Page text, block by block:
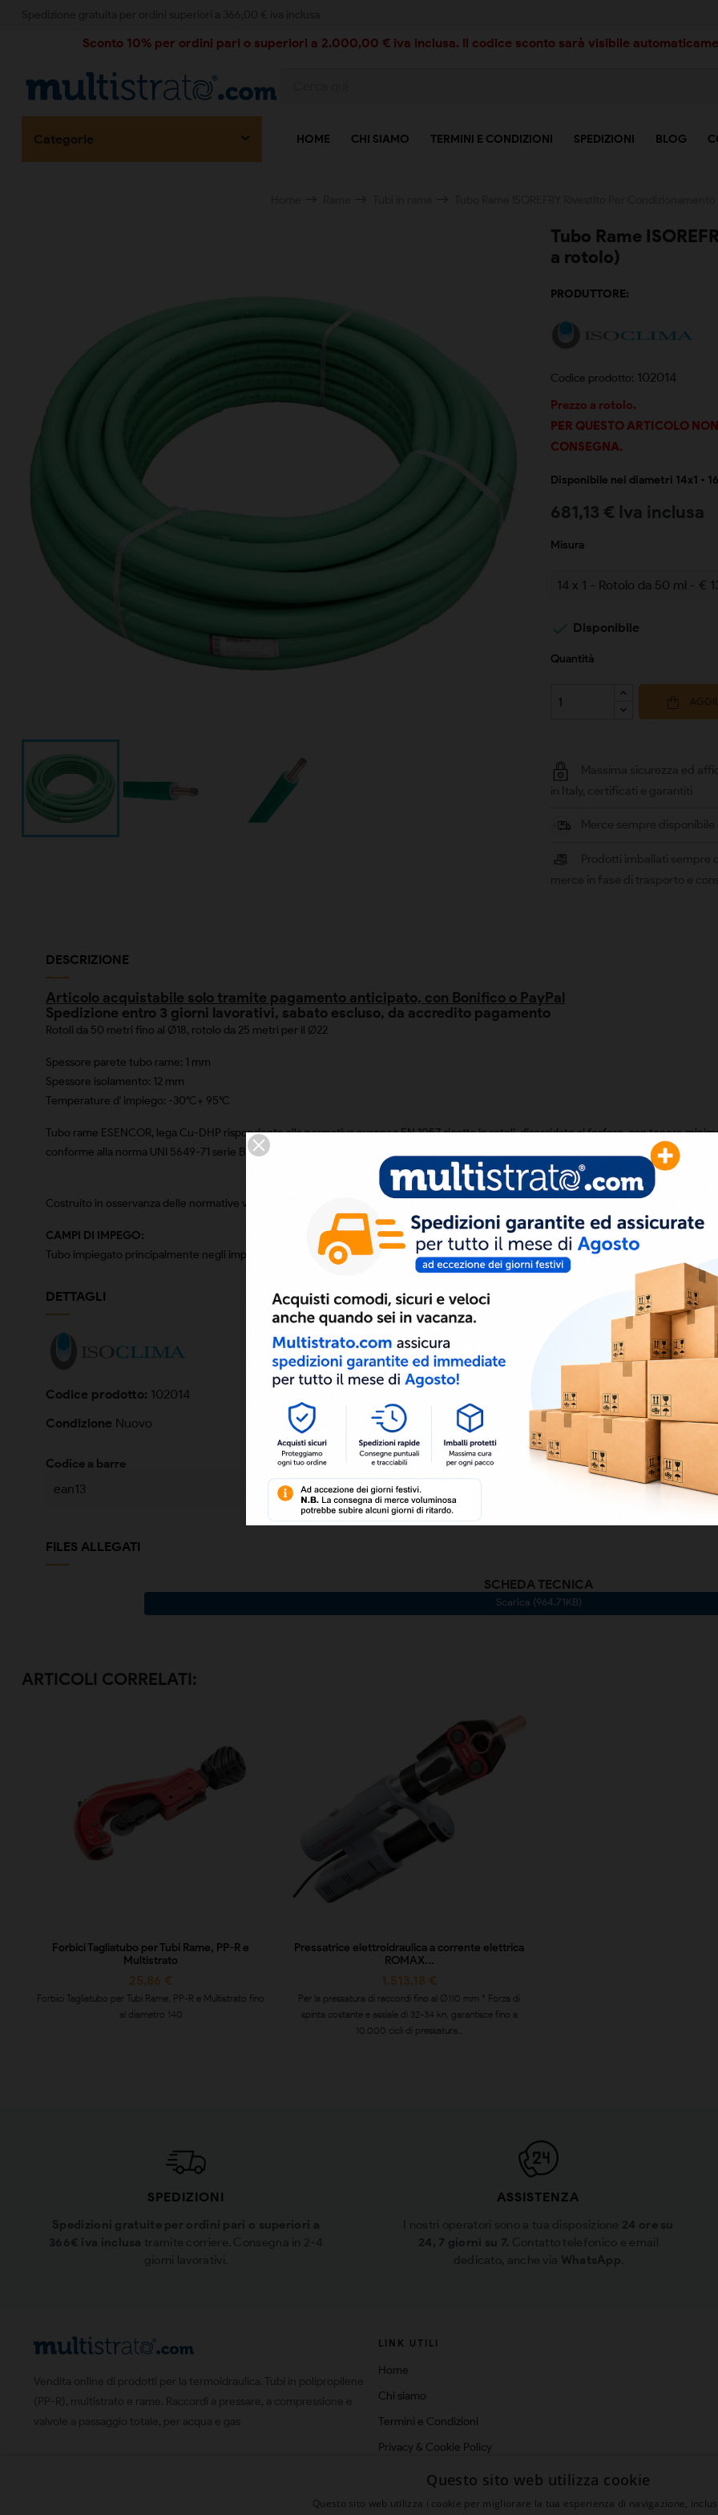
Sconto 10% per ordini pari o superiori a 2.000,00 € iva inclusa. Il codice sconto sarà visibile
Categorie HOME CHI SIAMO TERMINI E CONDIZIONI SPEDIZIONI BLOG
Tubo Rame
a rotolo)
PRODUTTORE:
Codice prodotto: 102014
Prezzo a rotolo.
PER QUESTO ARTICOLO
CONSEGNA.
Disponibile nei diametri 14x1 •
681,13 € Iva inclusa
Misura
 Disponibile
Quantità
DESCRIZIONE
Articolo acquistabile solo tramite pagamento anticipato, con Bonifico o PayPal
Spedizione entro 3 giorni lavorativi, sabato escluso, da accredito pagamento
Rotoli da 50 metri fino al Ø18, rotolo da 25 metri per il Ø22
Spessore parete tubo rame: 1 mm
Spessore isolamento: 12 mm
Temperature d' impiego: -30°C+ 95°C
Tubo rame ESENCOR, lega Cu-DHP rispondente alla normativa europea EN 1057, ricotto in rotoli, disossidato al fosforo, con tenore
conforme alla norma UNI 5649-71 serie B pesante.
Costruito in osservanza delle normative vigenti ed in riferimento alle leggi n° 46 del 5-3-1990 ed alle prescrizioni del DPR n° 1059 del 3-8-
CAMPI DI IMPEGO:
Tubo impiegato principalmente negli impianti di condizionamento e refrigerazione.
DETTAGLI
Codice prodotto: 102014
Condizione Nuovo
Codice a barre
ean13 8050000009703
FILES ALLEGATI
SCHEDA TECNICA
Scarica (964.71KB)
ARTICOLI CORRELATI:
Forbici Tagliatubo per Tubi Rame, PP-R e
Multistrato
25,86 €
Forbici Tagliatubo per Tubi Rame, PP-R e Multistrato fino
al diametro 140
Pressatrice elettroidraulica a corrente elettrica
ROMAX...
1.513,18 €
Per la pressatura di raccordi fino al Ø110 mm * Forza di
spinta costante e assiale di 32-34 kn, garantisce fino a
10.000 cicli di pressatura...
SPEDIZIONI
Spedizioni gratuite per ordini pari o superiori a
366€ iva inclusa tramite corriere. Consegna in 2-4
giorni lavorativi.
ASSISTENZA
I nostri operatori sono a tua disposizione 24 ore su
24, 7 giorni su 7. Contatto telefonico e email
dedicato, anche via WhatsApp
LINK UTILI
Home
Chi siamo
Termini e Condizioni
Privacy & Cookie Policy
Blog
Questo sito web utilizza cookie
Questo sito web utilizza i cookie per migliorare la tua esperienza di navigazione,